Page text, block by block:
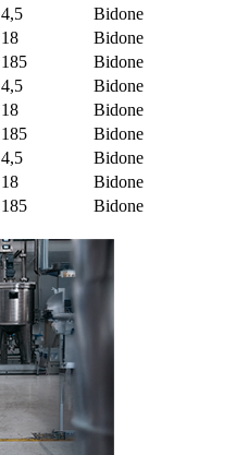
4,5
Bidone
18
Bidone
185
Bidone
4,5
Bidone
18
Bidone
185
Bidone
4,5
Bidone
18
Bidone
185
Bidone